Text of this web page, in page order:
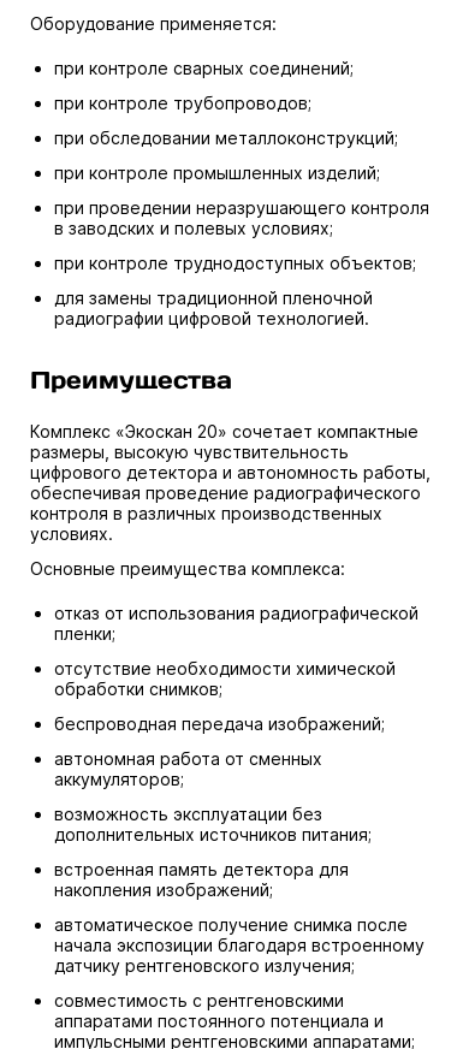
Оборудование применяется:
при контроле сварных соединений;
при контроле трубопроводов;
при обследовании металлоконструкций;
при контроле промышленных изделий;
при проведении неразрушающего контроля
в заводских и полевых условиях;
при контроле труднодоступных объектов;
для замены традиционной пленочной
радиографии цифровой технологией.
Преимущества
Комплекс «Экоскан 20» сочетает компактные
размеры, высокую чувствительность
цифрового детектора и автономность работы,
обеспечивая проведение радиографического
контроля в различных производственных
условиях.
Основные преимущества комплекса:
отказ от использования радиографической
пленки;
отсутствие необходимости химической
обработки снимков;
беспроводная передача изображений;
автономная работа от сменных
аккумуляторов;
возможность эксплуатации без
дополнительных источников питания;
встроенная память детектора для
накопления изображений;
автоматическое получение снимка после
начала экспозиции благодаря встроенному
датчику рентгеновского излучения;
совместимость с рентгеновскими
аппаратами постоянного потенциала и
импульсными рентгеновскими аппаратами;